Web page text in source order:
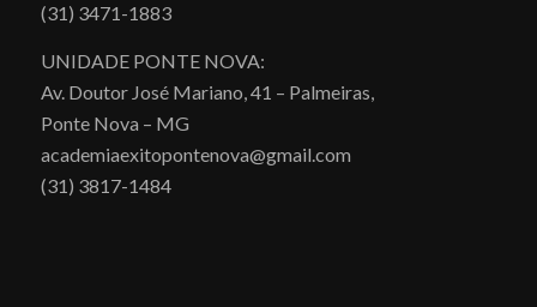
(31) 3471-1883
UNIDADE PONTE NOVA:
Av. Doutor José Mariano, 41 – Palmeiras,
Ponte Nova – MG
academiaexitopontenova@gmail.com
(31) 3817-1484